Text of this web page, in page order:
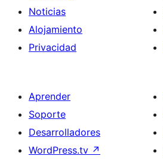
Noticias
Alojamiento
Privacidad
Aprender
Soporte
Desarrolladores
WordPress.tv ↗